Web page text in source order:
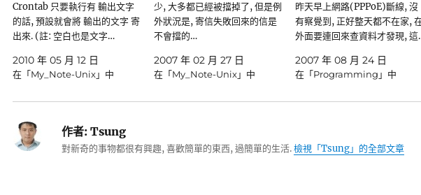
Crontab 只要執行有 輸出文字
的話, 預設就會將 輸出的文字 寄
出來. (註: 空白也是文字…
2010 年 05 月 12 日
在「My_Note-Unix」中
少, 大多都已經被擋掉了, 但是例
外狀況是, 寄信失敗回來的信是
不會擋的…
2007 年 02 月 27 日
在「My_Note-Unix」中
昨天早上網路(PPPoE)斷線, 沒
有察覺到, 正好整天都不在家,
外面要連回來查資料才發現,
2007 年 08 月 24 日
在「Programming」中
作者:Tsung
對新奇的事物都很有興趣, 喜歡簡單的東西, 過簡單的生活.檢視「Tsung」的全部文章